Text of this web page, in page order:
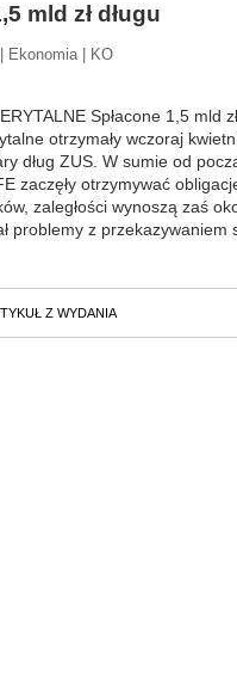
mld zł długu
Ekonomia | KO
Spłacone 1,5 mld
otrzymały wczoraj
dług ZUS. W sumie od
zaczęły otrzymywać
zaległości wynoszą zaś
problemy z przekazywaniem
Z WYDANIA